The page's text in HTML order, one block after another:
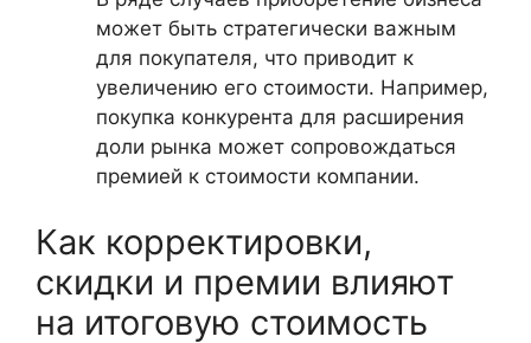
может быть стратегически важным
для покупателя, что приводит к
увеличению его стоимости. Например,
покупка конкурента для расширения
доли рынка может сопровождаться
премией к стоимости компании.
Как корректировки,
скидки и премии влияют
на итоговую стоимость